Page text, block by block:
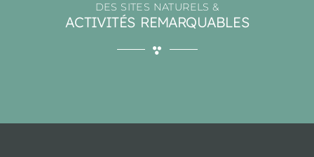
DES SITES NATURELS &
ACTIVITÉS REMARQUABLES